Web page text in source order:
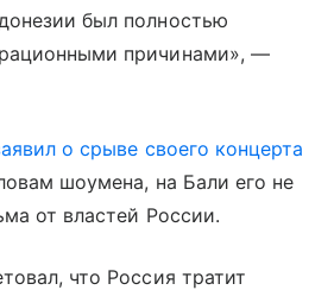
был полностью
причинами», —
о срыве своего концерта
шоумена, на Бали его не
от властей России.
что Россия тратит